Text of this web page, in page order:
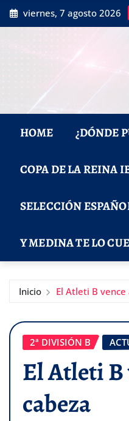
Saltar
al
viernes, 7 agosto 2026
HOME ¿DÓNDE
COPA DE LA REINA
SELECCIÓN
Y MEDINA TE LO
Inicio El Atleti B
2ª DIVISIÓN B
El Atleti B
cabeza